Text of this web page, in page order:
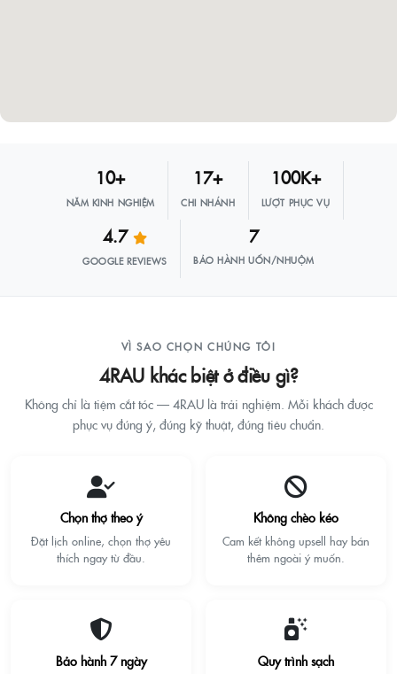
10+
NĂM KINH NGHIỆM
17+
CHI NHÁNH
100K+
LƯỢT PHỤC VỤ
4.7
GOOGLE REVIEWS
7
BẢO HÀNH UỐN/NHUỘM
VÌ SAO CHỌN CHÚNG TÔI
4RAU khác biệt ở điều gì?
Không chỉ là tiệm cắt tóc — 4RAU là trải nghiệm. Mỗi khách được
phục vụ đúng ý, đúng kỹ thuật, đúng tiêu chuẩn.
Chọn thợ theo ý
Đặt lịch online, chọn thợ yêu
thích ngay từ đầu.
Không chèo kéo
Cam kết không upsell hay bán
thêm ngoài ý muốn.
Bảo hành 7 ngày Quy trình sạch